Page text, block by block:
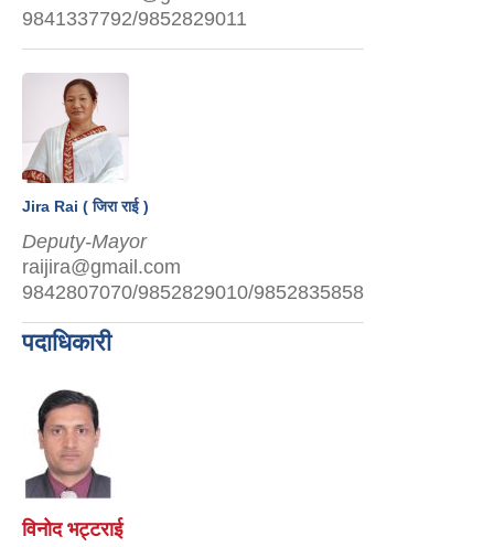
9841337792/9852829011
Jira Rai ( जिरा राई )
Deputy-Mayor
raijira@gmail.com
9842807070/9852829010/9852835858
पदाधिकारी
विनोद भट्टराई